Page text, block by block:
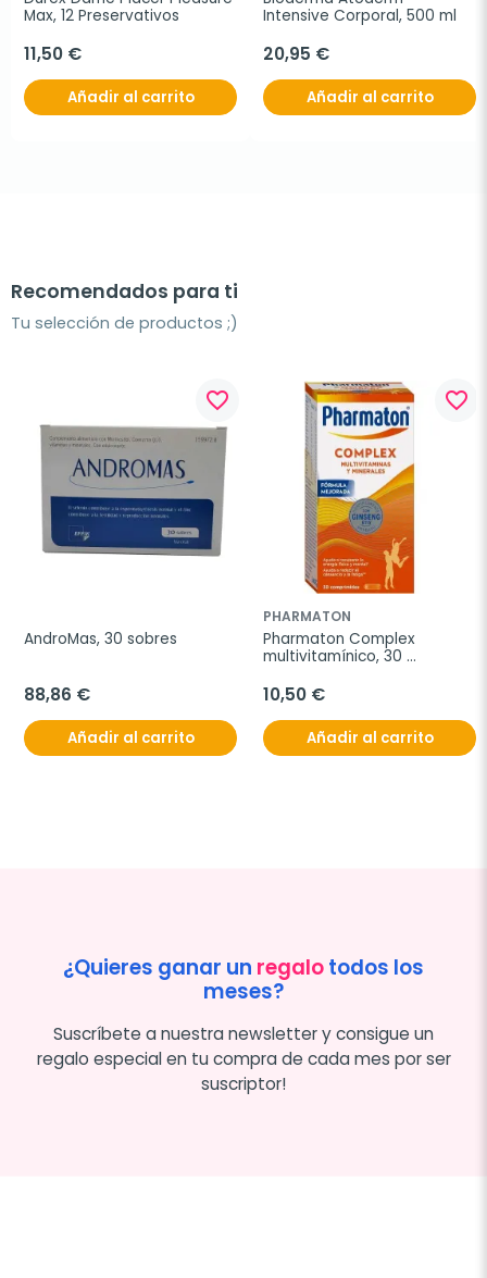
Max, 12 Preservativos
11,50 €
Añadir al carrito
Intensive Corporal, 500 ml
20,95 €
Añadir al carrito
Recomendados para ti
Tu selección de productos ;)
favorite_border
AndroMas, 30 sobres
88,86 €
Añadir al carrito
favorite_border
PHARMATON
Pharmaton Complex
multivitamínico, 30
10,50 €
Añadir al carrito
¿Quieres ganar un regalotodos los
meses?
Suscríbete a nuestra newsletter y consigue un
regalo especial en tu compra de cada mes por ser
suscriptor!